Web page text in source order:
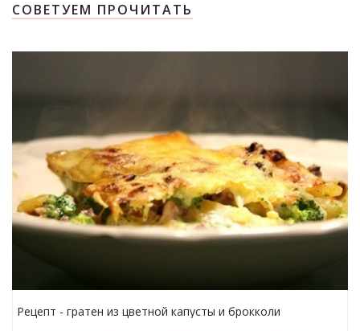
СОВЕТУЕМ ПРОЧИТАТЬ
Рецепт - гратен из цветной капусты и брокколи